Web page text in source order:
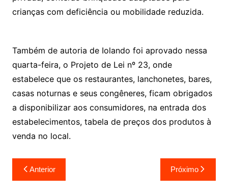
crianças com deficiência ou mobilidade reduzida.
Também de autoria de Iolando foi aprovado nessa
quarta-feira, o Projeto de Lei nº 23, onde
estabelece que os restaurantes, lanchonetes, bares,
casas noturnas e seus congêneres, ficam obrigados
a disponibilizar aos consumidores, na entrada dos
estabelecimentos, tabela de preços dos produtos à
venda no local.
Navegação
de
Anterior Próximo